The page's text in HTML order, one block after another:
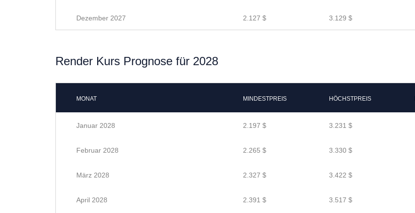
Dezember 2027 2.127 $ 3.129 $
Render Kurs Prognose für 2028
MONAT MINDESTPREIS HÖCHSTPREIS
Januar 2028 2.197 $ 3.231 $
Februar 2028 2.265 $ 3.330 $
März 2028 2.327 $ 3.422 $
April 2028 2.391 $ 3.517 $